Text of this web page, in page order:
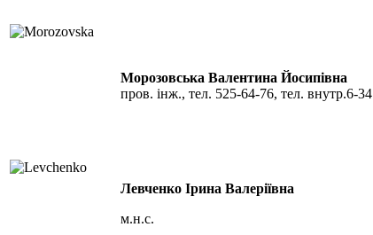
Морозовська Валентина Йосипівна
пров. інж., тел. 525-64-76, тел. внутр.6-34
Левченко Ірина Валеріївна
м.н.с.